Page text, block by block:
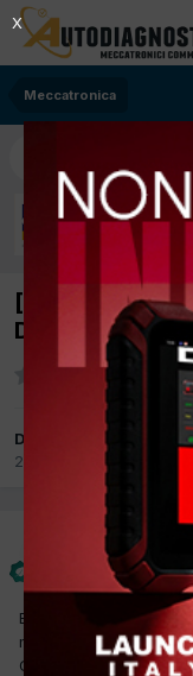
Meccatronica
[Fiat Scudo 12/
Diesel] Non
Da Dacar Genova
24 Settembre 2019
Dacar
Inviato24
Buongiorno a tutti. Ho
mila km 2.0 120 cv con
CAN comfort assenza
X